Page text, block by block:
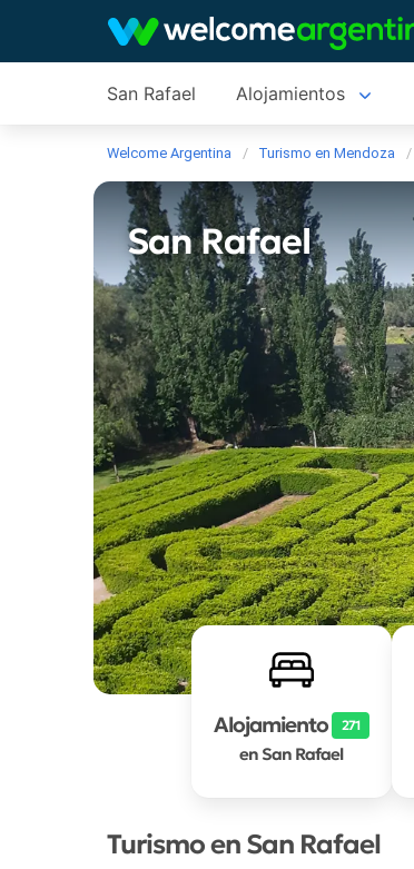
San Rafael Alojamientos
Welcome Argentina Turismo en Mendoza
San Rafael
Alojamiento 271
en San Rafael
Turismo en San Rafael